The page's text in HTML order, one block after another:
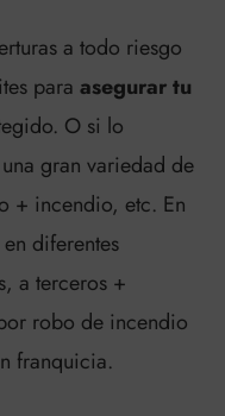
a todo riesgo
para asegurar tu
O si lo
gran variedad de
+ incendio, etc. En
diferentes
a terceros +
robo de incendio
franquicia.